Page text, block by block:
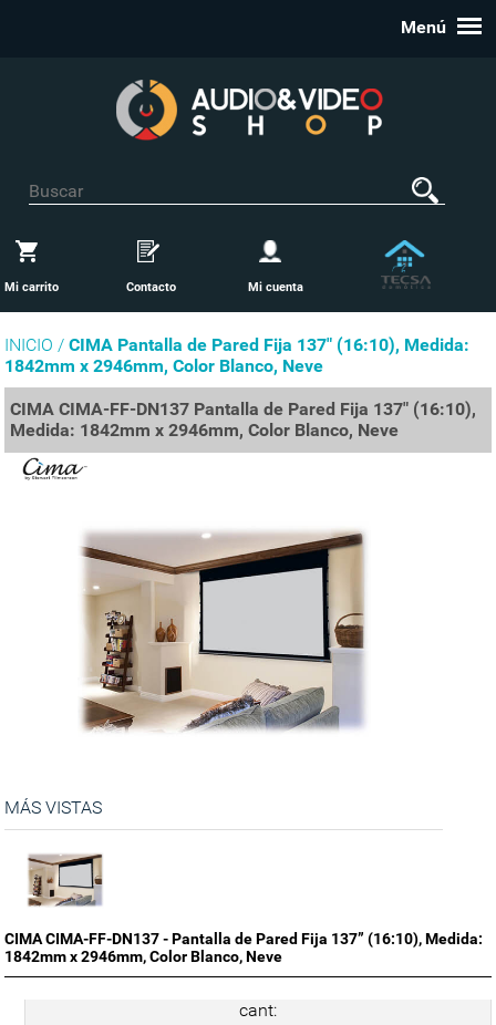
Menú
Mi carrito Contacto Mi cuenta
INICIO /CIMA Pantalla de Pared Fija 137" (16:10), Medida:
1842mm x 2946mm, Color Blanco, Neve
CIMA CIMA-FF-DN137 Pantalla de Pared Fija 137" (16:10),
Medida: 1842mm x 2946mm, Color Blanco, Neve
MÁS VISTAS
CIMA CIMA-FF-DN137 - Pantalla de Pared Fija 137” (16:10), Medida:
1842mm x 2946mm, Color Blanco, Neve
cant: